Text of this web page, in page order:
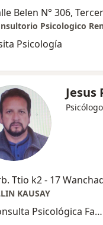
Psicologico
Psicología
Jesus
Psicólogo
Ttio k2 - 17
KAUSAY
Consulta Psicológica Familiar